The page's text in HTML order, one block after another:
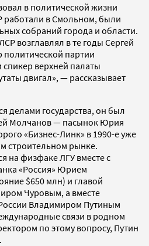
в политической жизни
работали в Смольном, были
собраний города и области.
возглавлял в те годы Сергей
партии
спикер верхней палаты
двигал», — рассказывает
делами государства, он был
Молчанов — пасынок Юрия
«Бизнес-Линк» в 1990-е уже
строительном рынке.
на физфаке ЛГУ вместе с
«Россия» Юрием
$650 млн) и главой
Чуровым, а вместе
Владимиром Путиным
связи в родном
по этому вопросу, Путин